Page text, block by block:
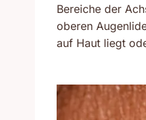
Bereiche der
oberen
auf Haut liegt